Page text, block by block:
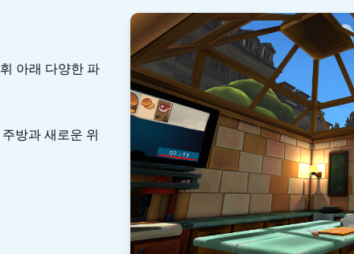
아래 다양한 파
방과 새로운 위